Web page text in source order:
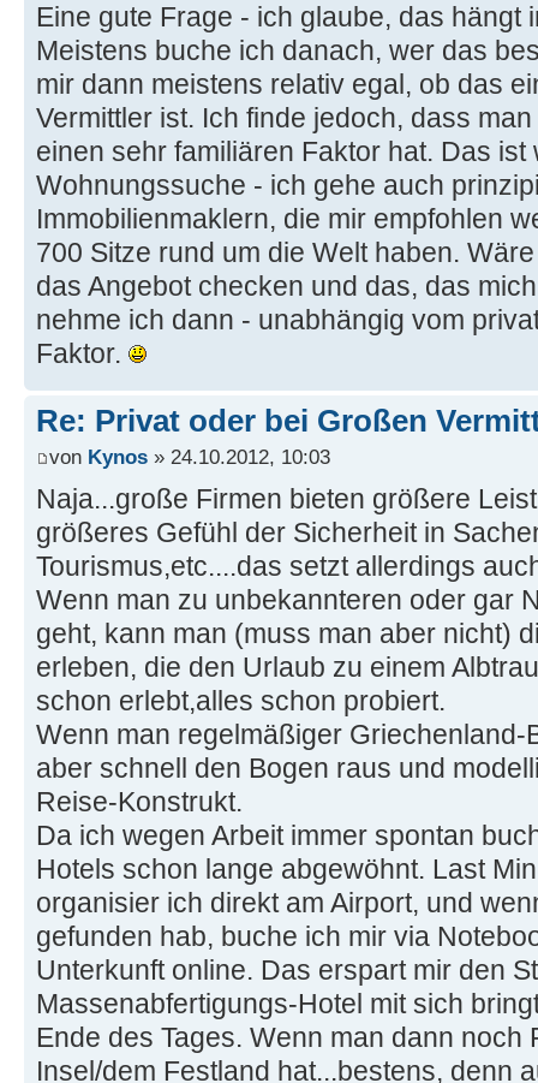
Eine gute Frage - ich glaube, das hängt
Meistens buche ich danach, wer das
mir dann meistens relativ egal, ob das
Vermittler ist. Ich finde jedoch, dass
einen sehr familiären Faktor hat. Das ist
Wohnungssuche - ich gehe auch
Immobilienmaklern, die mir empfohlen
700 Sitze rund um die Welt haben.
das Angebot checken und das, das
nehme ich dann - unabhängig vom
Faktor.
Re: Privat oder bei Großen
von Kynos » 24.10.2012, 10:03
Naja...große Firmen bieten größere
größeres Gefühl der Sicherheit in
Tourismus,etc....das setzt allerdings
Wenn man zu unbekannteren oder gar
geht, kann man (muss man aber nicht)
erleben, die den Urlaub zu einem
schon erlebt,alles schon probiert.
Wenn man regelmäßiger Griechenland-
aber schnell den Bogen raus und
Reise-Konstrukt.
Da ich wegen Arbeit immer spontan
Hotels schon lange abgewöhnt. Last
organisier ich direkt am Airport, und
gefunden hab, buche ich mir via
Unterkunft online. Das erspart mir den
Massenabfertigungs-Hotel mit sich
Ende des Tages. Wenn man dann noch
Insel/dem Festland hat...bestens, denn